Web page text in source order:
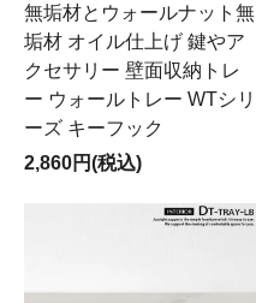
無垢材とウォールナット無
垢材 オイル仕上げ 鍵やア
クセサリー 壁面収納トレ
ー ウォールトレー WTシリ
ーズ キーフック
2,860円(税込)